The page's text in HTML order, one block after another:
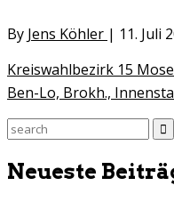
By Jens Köhler | 11. Juli
Kreiswahlbezirk 15
Ben-Lo, Brokh.,
Search
Neueste